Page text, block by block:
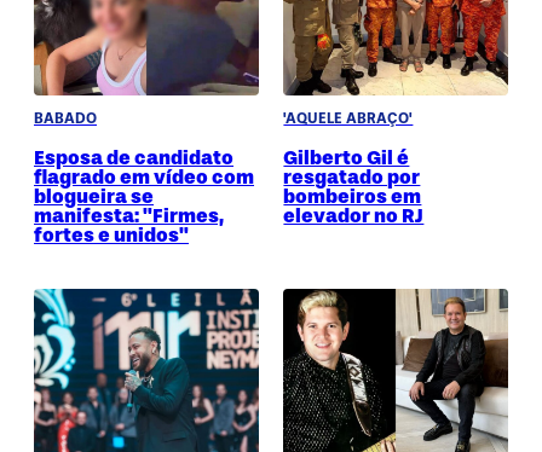
BABADO
Esposa de candidato
flagrado em vídeo com
blogueira se
manifesta: "Firmes,
fortes e unidos"
'AQUELE ABRAÇO'
Gilberto Gil é
resgatado por
bombeiros em
elevador no RJ